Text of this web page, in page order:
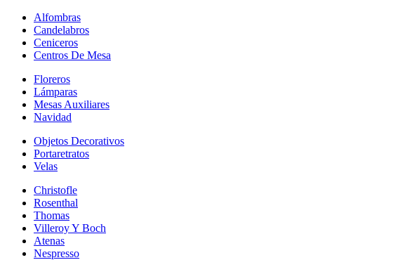
Alfombras
Candelabros
Ceniceros
Centros De Mesa
Floreros
Lámparas
Mesas Auxiliares
Navidad
Objetos Decorativos
Portaretratos
Velas
Christofle
Rosenthal
Thomas
Villeroy Y Boch
Atenas
Nespresso